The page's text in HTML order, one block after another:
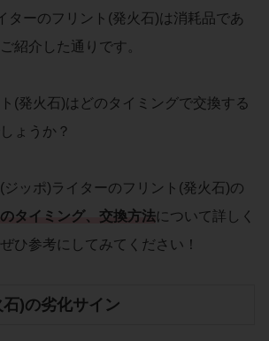
ターのフリント(発火石)は消耗品であ
紹介した通りです。
(発火石)はどのタイミングで交換する
ょうか？
ジッポ)ライターのフリント(発火石)の
タイミング、交換方法について詳しく
ひ参考にしてみてください！
)の劣化サイン